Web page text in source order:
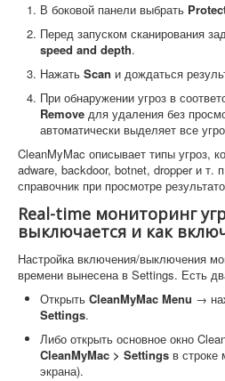
В боковой панели выбрать
Перед запуском сканирования
speed and depth.
Нажать Scan и дождаться
При обнаружении угроз в
Remove для удаления без
автоматически выделяет все
CleanMyMac описывает типы угроз,
adware, backdoor, botnet, dropper и т.
справочник при просмотре
Real-time мониторинг
выключается и как
Настройка включения/выключения
времени вынесена в Settings. Есть
Открыть CleanMyMac Menu →
Settings.
Либо открыть основное окно
CleanMyMac > Settings в строке
экрана).